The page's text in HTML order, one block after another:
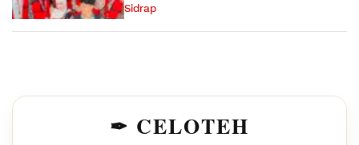
Sidrap
✒ CELOTEH